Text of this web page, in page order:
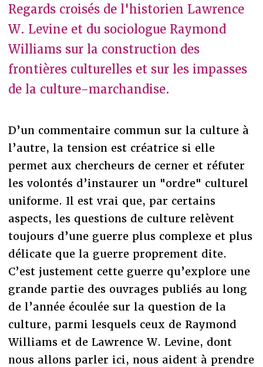
Regards croisés de l'historien Lawrence
W. Levine et du sociologue Raymond
Williams sur la construction des
frontières culturelles et sur les impasses
de la culture-marchandise.
D’un commentaire commun sur la culture à
l’autre, la tension est créatrice si elle
permet aux chercheurs de cerner et réfuter
les volontés d’instaurer un "ordre" culturel
uniforme. Il est vrai que, par certains
aspects, les questions de culture relèvent
toujours d’une guerre plus complexe et plus
délicate que la guerre proprement dite.
C’est justement cette guerre qu’explore une
grande partie des ouvrages publiés au long
de l’année écoulée sur la question de la
culture, parmi lesquels ceux de Raymond
Williams et de Lawrence W. Levine, dont
nous allons parler ici, nous aident à prendre